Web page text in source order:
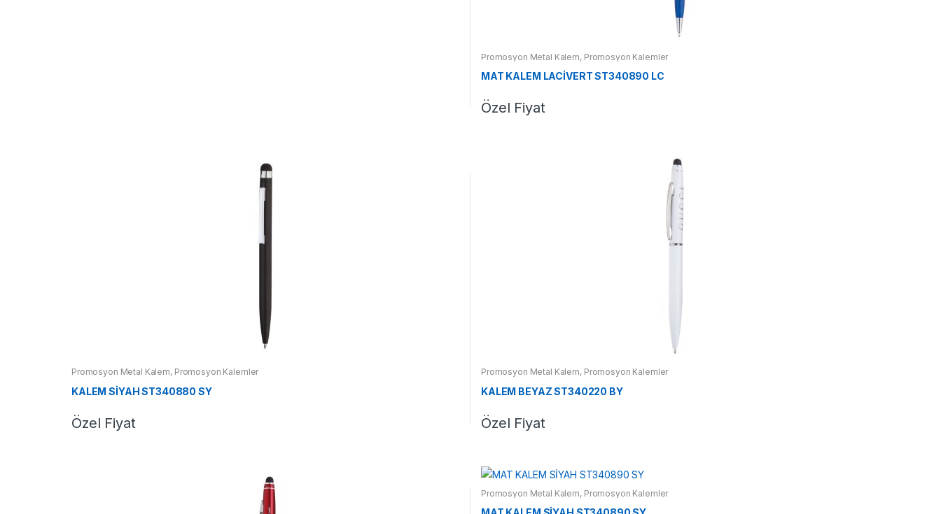
Promosyon Metal Kalem, Promosyon Kalemler
MAT KALEM LACİVERT ST340890 LC
Özel Fiyat
Promosyon Metal Kalem, Promosyon Kalemler
KALEM SİYAH ST340880 SY
Özel Fiyat
Promosyon Metal Kalem, Promosyon Kalemler
KALEM BEYAZ ST340220 BY
Özel Fiyat
Promosyon Metal Kalem, Promosyon Kalemler